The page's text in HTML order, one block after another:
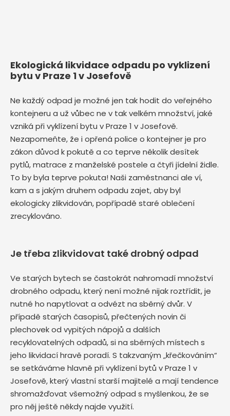
Ekologická likvidace odpadu po vyklizení
bytu v Praze 1 v Josefově
Ne každý odpad je možné jen tak hodit do veřejného
kontejneru a už vůbec ne v tak velkém množství, jaké
vzniká při vyklízení bytu v Praze 1 v Josefově.
Nezapomeňte, že i opřená police o kontejner je pro
zákon důvod k pokutě a co teprve několik desítek
pytlů, matrace z manželské postele a čtyři jídelní židle.
To by byla teprve pokuta! Naši zaměstnanci ale ví,
kam a s jakým druhem odpadu zajet, aby byl
ekologicky zlikvidován, popřípadě staré oblečení
zrecyklováno.
Je třeba zlikvidovat také drobný odpad
Ve starých bytech se častokrát nahromadí množství
drobného odpadu, který není možné nijak roztřídit, je
nutné ho napytlovat a odvézt na sběrný dvůr. V
případě starých časopisů, přečtených novin či
plechovek od vypitých nápojů a dalších
recyklovatelných odpadů, si na sběrných místech s
jeho likvidací hravě poradí. S takzvaným „křečkováním“
se setkáváme hlavně při vyklízení bytů v Praze 1 v
Josefově, který vlastní starší majitelé a mají tendence
shromažďovat všemožný odpad s myšlenkou, že se
pro něj ještě někdy najde využití.